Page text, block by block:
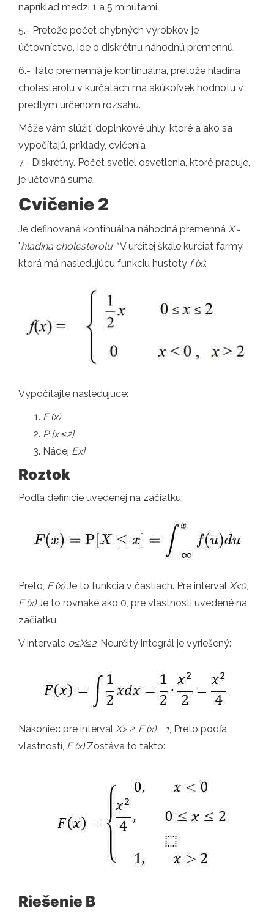
napríklad medzi 1 a 5 minútami.
5.- Pretože počet chybných výrobkov je
účtovníctvo, ide o diskrétnu náhodnú premennú.
6.- Táto premenná je kontinuálna, pretože hladina
cholesterolu v kurčatách má akúkoľvek hodnotu v
predtým určenom rozsahu.
Môže vám slúžiť: doplnkové uhly: ktoré a ako sa
vypočítajú, príklady, cvičenia
7.- Diskrétny. Počet svetiel osvetlenia, ktoré pracuje,
je účtovná suma.
Cvičenie 2
Je definovaná kontinuálna náhodná premenná X=
"hladina cholesterolu “V určitej škále kurčiat farmy,
ktorá má nasledujúcu funkciu hustoty f (x):
Vypočítajte nasledujúce:
F (x)
P [x≤2]
Nádej Ex]
Roztok
Podľa definície uvedenej na začiatku:
Preto, F (x)Je to funkcia v častiach. Pre interval X<0,
F (x)Je to rovnaké ako 0, pre vlastnosti uvedené na
začiatku.
V intervale 0≤X≤2, Neurčitý integrál je vyriešený:
Nakoniec pre interval X> 2, F (x) = 1, Preto podľa
vlastností, F (x)Zostáva to takto:
Riešenie B